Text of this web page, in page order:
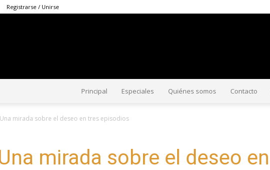
Registrarse / Unirse
#CorriendoLaVoz
Principal Especiales Quiénes somos Contacto
mirada sobre el deseo en tres episodios
mirada sobre el deseo en